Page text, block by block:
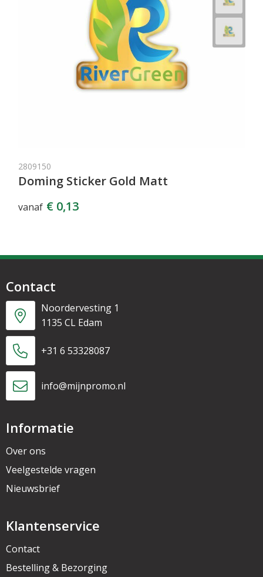
2809150
Doming Sticker Gold Matt
vanaf € 0,13
Contact
Noordervesting 1
1135 CL Edam
+31 6 53328087
info@mijnpromo.nl
Informatie
Over ons
Veelgestelde vragen
Nieuwsbrief
Klantenservice
Contact
Bestelling & Bezorging